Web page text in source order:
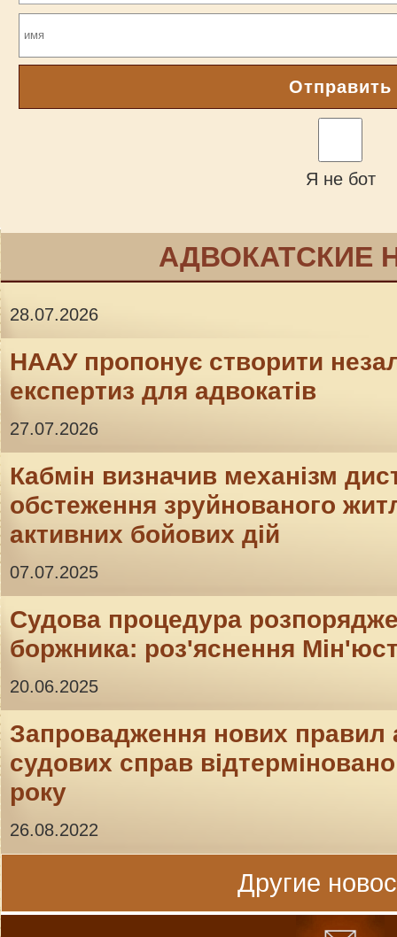
Отправить
Я не бот
АДВОКАТСКИЕ
28.07.2026
НААУ пропонує створити
експертиз для адвокатів
27.07.2026
Кабмін визначив механізм
обстеження зруйнованого
активних бойових дій
07.07.2025
Судова процедура
боржника: роз'яснення
20.06.2025
Запровадження нових правил
судових справ
року
26.08.2022
Другие